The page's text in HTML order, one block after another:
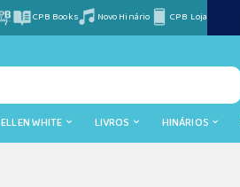
CPB Books Novo Hinário CPB Loja
ELLEN WHITE LIVROS HINÁRIOS